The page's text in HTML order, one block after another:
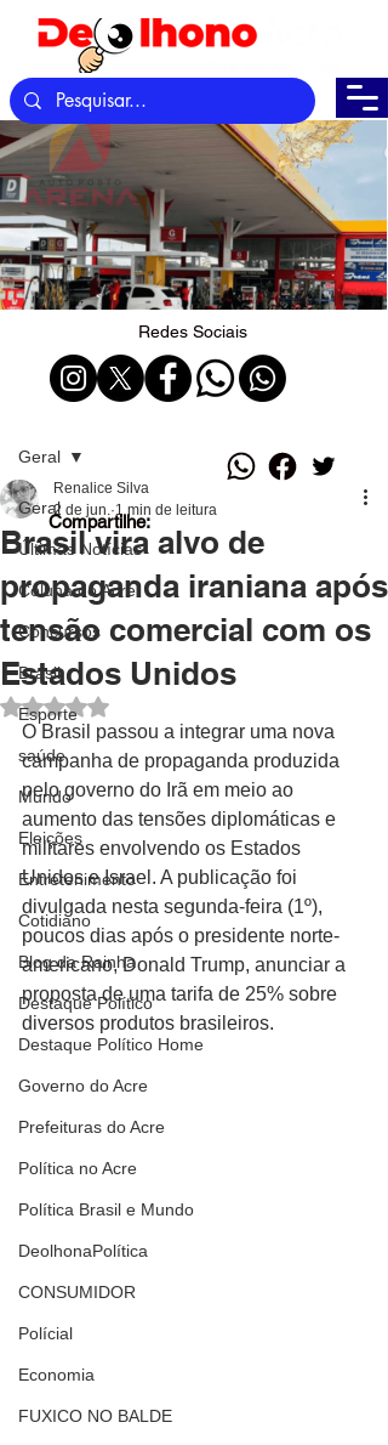
Redes Sociais
Geral
Últimas Notícias
Coluna do Acre
Concursos
Brasil
Esporte
saúde
Mundo
Eleições
Entretenimento
Cotidiano
Blog da Rainha
Destaque Político
Destaque Político Home
Governo do Acre
Prefeituras do Acre
Política no Acre
Política Brasil e Mundo
DeolhonaPolítica
CONSUMIDOR
Polícial
Economia
FUXICO NO BALDE
Geral
Brasil vira alvo de
propaganda iraniana após
tensão comercial com os
Estados Unidos
Renalice Silva
2 de jun. 1 min de leitura
Avaliado com NaN de 5 estrelas.
O Brasil passou a integrar uma nova
campanha de propaganda produzida
pelo governo do Irã em meio ao
aumento das tensões diplomáticas e
militares envolvendo os Estados
Unidos e Israel. A publicação foi
divulgada nesta segunda-feira (1º),
poucos dias após o presidente norte-
americano, Donald Trump, anunciar a
proposta de uma tarifa de 25% sobre
diversos produtos brasileiros.
Compartilhe: